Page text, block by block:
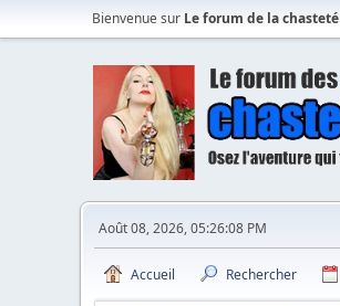
Bienvenue sur Le forum de la
Août 08, 2026, 05:26:08 PM
Accueil Rechercher